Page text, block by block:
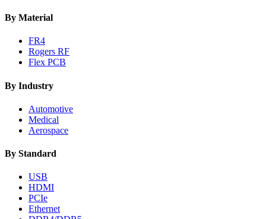
By Material
FR4
Rogers RF
Flex PCB
By Industry
Automotive
Medical
Aerospace
By Standard
USB
HDMI
PCIe
Ethernet